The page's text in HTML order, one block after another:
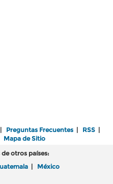
| Preguntas Frecuentes | RSS |
Mapa de Sitio
otros países:
| México